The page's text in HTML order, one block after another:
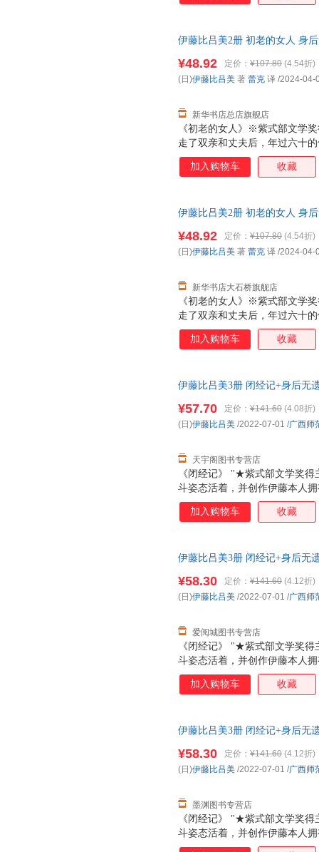
伊藤比吕美2册 初老的女人 身
85%城市次日送达！团购优惠咨
《初老的女人》※紫式部文学
走了双亲和丈夫后，年过六十
狗狗开始晚年的独居生活。在
生什么新的故事。※以伊藤式
¥48.92 定价： ¥107.80 (4.54折)
新华书店总店旗舰店
(日)伊藤比吕美 著 蕾克 译 /2024-04-
加入购物车 收藏
伊藤比吕美2册 初老的女人 身
市次日送达！团购优惠咨询：
《初老的女人》※紫式部文学
走了双亲和丈夫后，年过六十
狗狗开始晚年的独居生活。在
生什么新的故事。※以伊藤式
¥48.92 定价： ¥107.80 (4.54折)
新华书店大石桥旗舰店
(日)伊藤比吕美 著 蕾克 译 /2024-04-
加入购物车 收藏
伊藤比吕美3册 闭经记+身后无
服！
《闭经记》 "★紫式部文学奖
斗姿态活着，并创作伊藤本人
三十五岁患忧郁症，离过婚，
居，有三个女儿都在美国，大
法是冲上去，赌一把，做过，
会变老啊！”伊藤在这本书里写
和诙谐生动的笔触枝蔓到生活
¥57.70 定价： ¥141.60 (4.08折)
天宇阁图书专营店
(日)伊藤比吕美 /2022-07-01 /广西师
加入购物车 收藏
伊藤比吕美3册 闭经记+身后无
次日达，团购优惠咨询在线客
《闭经记》 "★紫式部文学奖
斗姿态活着，并创作伊藤本人
三十五岁患忧郁症，离过婚，
居，有三个女儿都在美国，大
法是冲上去，赌一把，做过，
会变老啊！”伊藤在这本书里写
和诙谐生动的笔触枝蔓到生活
¥58.30 定价： ¥141.60 (4.12折)
爱阅城图书专营店
(日)伊藤比吕美 /2022-07-01 /广西师
加入购物车 收藏
伊藤比吕美3册 闭经记+身后无
线客服！
《闭经记》 "★紫式部文学奖
斗姿态活着，并创作伊藤本人
三十五岁患忧郁症，离过婚，
¥58.30 定价： ¥141.60 (4.12折)
墨渊图书专营店
(日)伊藤比吕美 /2022-07-01 /广西师